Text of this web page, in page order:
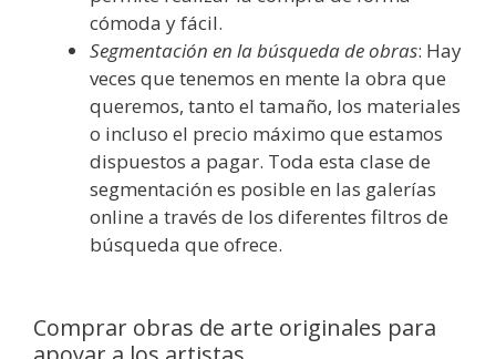
cómoda y fácil.
Segmentación en la búsqueda de obras: Hay
veces que tenemos en mente la obra que
queremos, tanto el tamaño, los materiales
o incluso el precio máximo que estamos
dispuestos a pagar. Toda esta clase de
segmentación es posible en las galerías
online a través de los diferentes filtros de
búsqueda que ofrece.
Comprar obras de arte originales para